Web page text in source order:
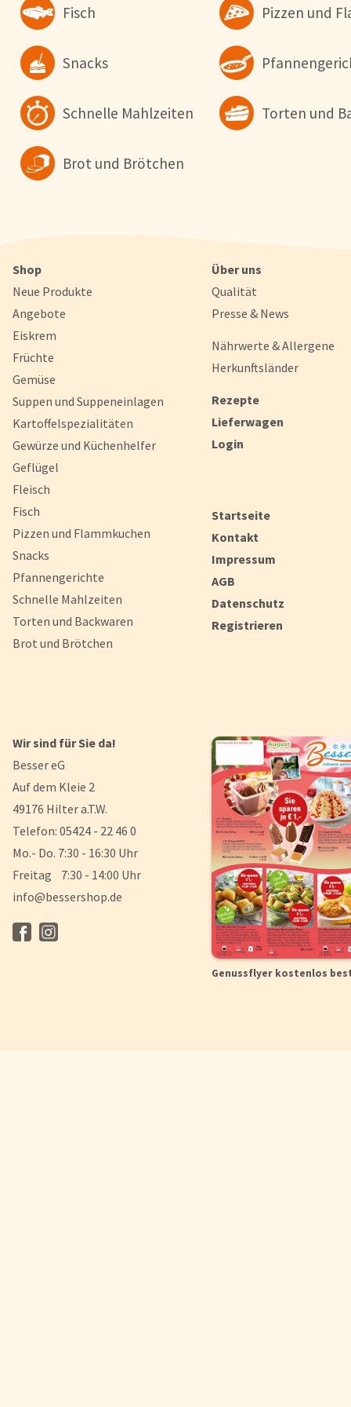
Fisch Pizzen und
Snacks
Schnelle Mahlzeiten Torten und
Brot und Brötchen
Shop
Neue Produkte
Angebote
Eiskrem
Früchte
Gemüse
Suppen und Suppeneinlagen
Kartoffelspezialitäten
Gewürze und Küchenhelfer
Geflügel
Fleisch
Fisch
Pizzen und Flammkuchen
Snacks
Pfannengerichte
Schnelle Mahlzeiten
Torten und Backwaren
Brot und Brötchen
Über uns
Qualität
Presse & News
Nährwerte & Allergene
Herkunftsländer
Rezepte
Lieferwagen
Login
Startseite
Kontakt
Impressum
AGB
Datenschutz
Registrieren
Wir sind für Sie da!
Besser eG
Auf dem Kleie 2
49176 Hilter a.T.W.
Telefon: 05424 - 22 46 0
Mo.- Do. 7:30 - 16:30 Uhr
Freitag 7:30 - 14:00 Uhr
info@bessershop.de
Genussflyer kostenlos